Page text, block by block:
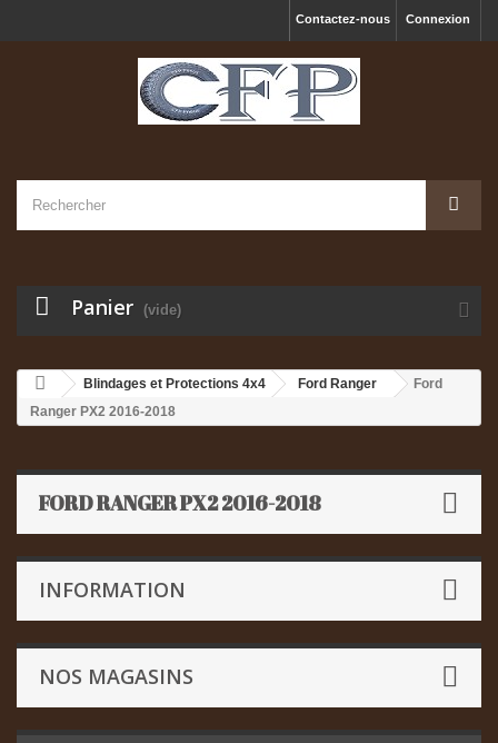
Connexion
Contactez-nous
Panier (vide)
Blindages et Protections 4x4 Ford Ranger
Ford
Ranger PX2 2016-2018
FORD RANGER PX2 2016-2018
INFORMATION
NOS MAGASINS